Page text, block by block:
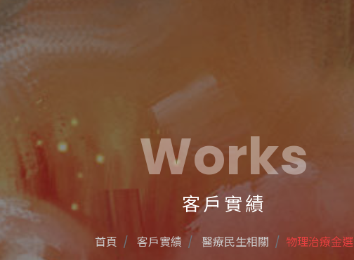
Works
客戶實績
首頁 客戶實績 醫療民生相關 物理治療⾦選